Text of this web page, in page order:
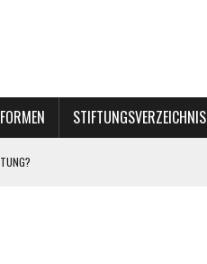
STIFTUNGSVERZEICHNIS